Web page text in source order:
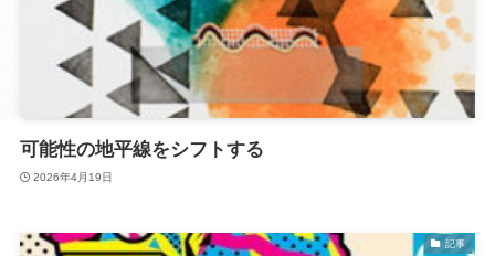
可能性の地平線をシフトする
2026年4月19日
記事